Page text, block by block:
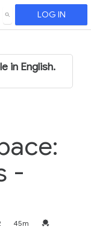
SEARCH LOG IN
in English.
-
45m
Credential